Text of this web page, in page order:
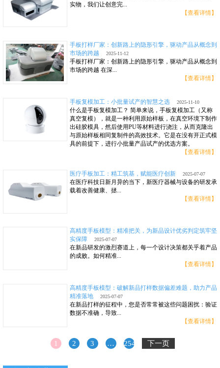
实物，我们让创意完...
【查看详情】
手板打样厂家：创新路上的隐形引擎，驱动产品从概念到
市场的跨越
2025-11-12
手板打样厂家：创新路上的隐形引擎，驱动产品从概念到
市场的跨越 在深...
【查看详情】
手板复模加工：小批量试产的智慧之选 2025-11-10
什么是手板复模加工？ 简单来说，手板复模加工（又称
真空复模），就是一种利用原始样板，在真空环境下制作
出硅胶模具，然后使用PU等材料进行浇注，从而克隆出
与原始样板相同复制件的高效技术。它是在没有开正式模
具的前提下，进行小批量产品试产的优选方案。
【查看详情】
医疗手板加工：精工筑基，赋能医疗创新 2025-07-07
在医疗科技日新月异的当下，新医疗器械与设备的研发承
载着改善健康、拯...
【查看详情】
高精度手板模型：精准把关，为新品设计优劣判定筑牢坚
实保障
2025-07-07
在新品研发的激烈赛道上，每一个设计决策都关乎着产品
的成败。如何精准...
【查看详情】
高精度手板模型：破解新品打样数据偏差难题，助力产品
精准落地
2025-07-07
在新品打样的征程中，您是否常常被这些问题困扰：验证
数据不准确，导致...
【查看详情】
1 2 3 … 254 下一页